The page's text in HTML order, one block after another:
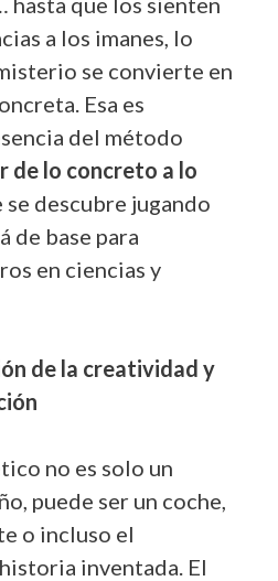
a los imanes, lo
se convierte en
Esa es
del método
de lo concreto a lo
se descubre jugando
de base para
en ciencias y
de la creatividad y
no es solo un
puede ser un coche,
o incluso el
inventada. El